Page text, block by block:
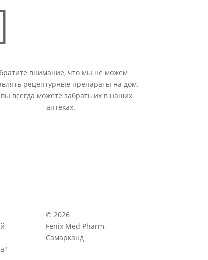
внимание, что мы не можем
рецептурные препараты на дом.
всегда можете забрать их в наших
аптеках.
© 2026
Fenix Med Pharm,
Самарканд